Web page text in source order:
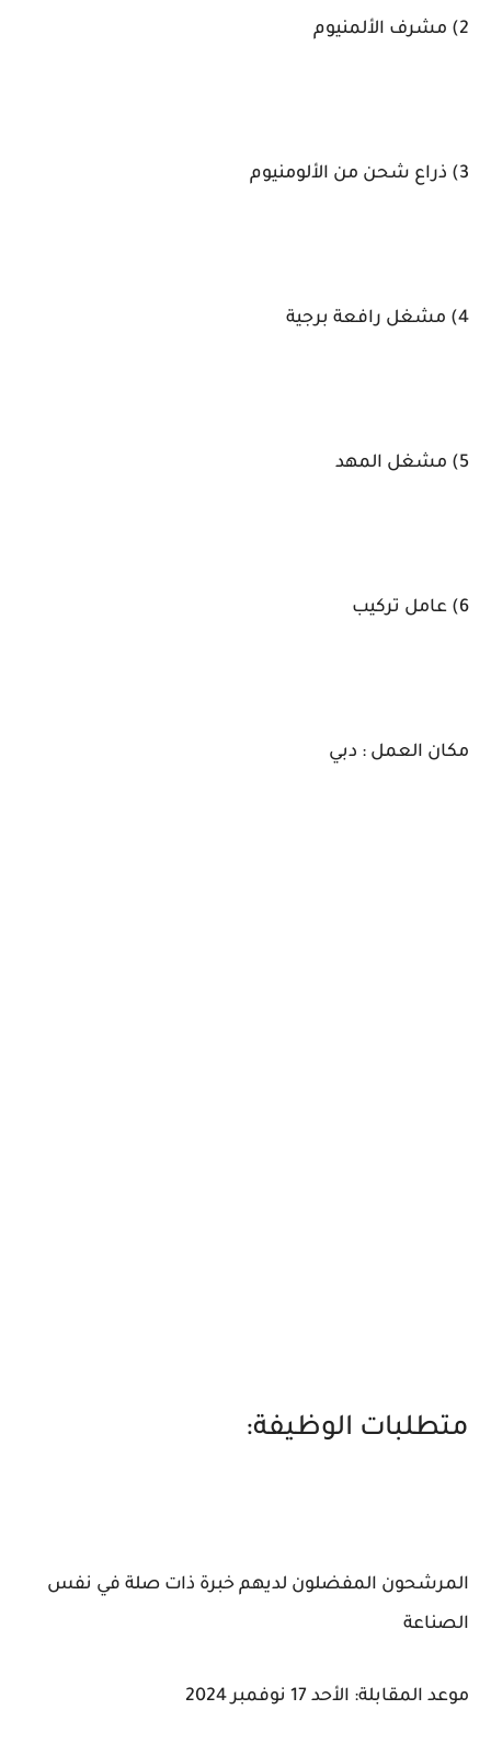
2) مشرف الألمنيوم
3) ذراع شحن من الألومنيوم
4) مشغل رافعة برجية
5) مشغل المهد
6) عامل تركيب
مكان العمل : دبي
متطلبات الوظيفة:
المرشحون المفضلون لديهم خبرة ذات صلة في نفس
الصناعة
موعد المقابلة: الأحد 17 نوفمبر 2024